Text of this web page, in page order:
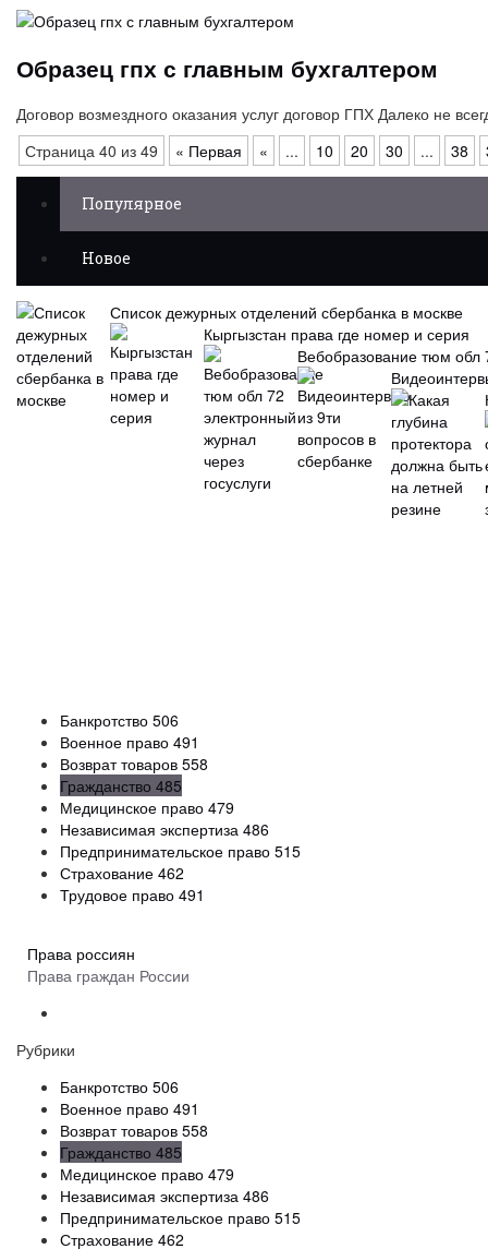
Образец гпх с главным бухгалтером
Договор возмездного оказания услуг договор ГПХ Далеко не
Страница 40 из 49
« Первая « ... 10 20 30 ... 38
Популярное
Новое
Список дежурных отделений сбербанка в москве
Кыргызстан права где номер и серия
Вебобразование тюм обл
Банкротство 506
Военное право 491
Возврат товаров 558
Гражданство 485
Медицинское право 479
Независимая экспертиза 486
Предпринимательское право 515
Страхование 462
Трудовое право 491
Права россиян
Права граждан России
Рубрики
Банкротство 506
Военное право 491
Возврат товаров 558
Гражданство 485
Медицинское право 479
Независимая экспертиза 486
Предпринимательское право 515
Страхование 462